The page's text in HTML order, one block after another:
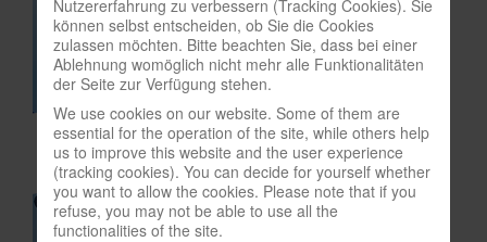
In eigener Sache-On our own behalf
Archivierte Meldungen-News archive
Nutzererfahrung zu verbessern (Tracking Cookies). Sie
können selbst entscheiden, ob Sie die Cookies
zulassen möchten. Bitte beachten Sie, dass bei einer
Ablehnung womöglich nicht mehr alle Funktionalitäten
der Seite zur Verfügung stehen.
We use cookies on our website. Some of them are
essential for the operation of the site, while others help
us to improve this website and the user experience
(tracking cookies). You can decide for yourself whether
you want to allow the cookies. Please note that if you
refuse, you may not be able to use all the
functionalities of the site.